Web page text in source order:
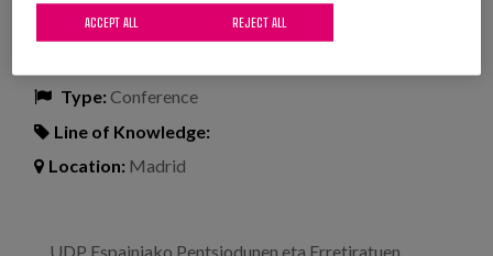
Type:Conference
Line of Knowledge:
Location: Madrid
UDP Espainiako Pentsiodunen eta Erretiratuen
REJECT ALL
ACCEPT ALL